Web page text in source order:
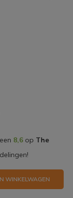
8,6op The
WINKELWAGEN